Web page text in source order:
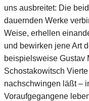
uns ausbreitet: Die
dauernden Werke
Weise, erhellen
und bewirken jene Art
beispielsweise Gustav
Schostakowitsch
nachschwingen läßt –
Voraufgegangene